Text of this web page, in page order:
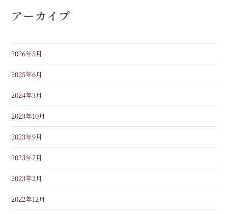
アーカイブ
2026年5月
2025年6月
2024年3月
2023年10月
2023年9月
2023年7月
2023年2月
2022年12月